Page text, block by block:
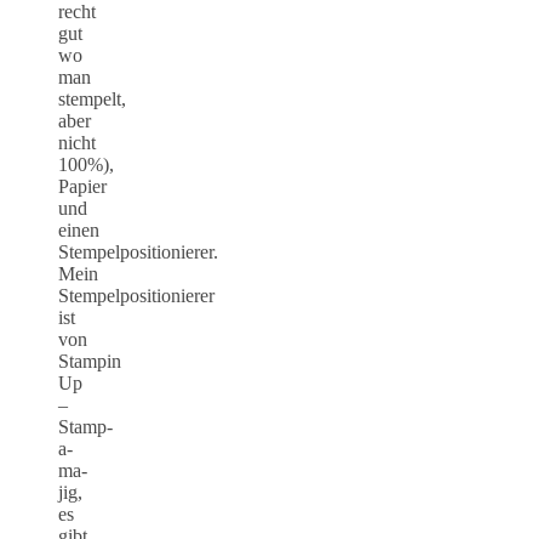
recht
gut
wo
man
stempelt,
aber
nicht
100%),
Papier
und
einen
Stempelpositionierer.
Mein
Stempelpositionierer
ist
von
Stampin
Up
–
Stamp-
a-
ma-
jig,
es